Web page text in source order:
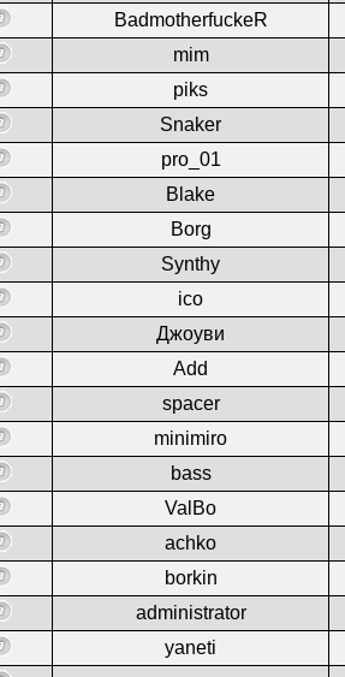
BadmotherfuckeR
mim
piks
Snaker
pro_01
Blake
Borg
Synthy
ico
Джоуви
Add
spacer
minimiro
bass
ValBo
achko
borkin
administrator
yaneti